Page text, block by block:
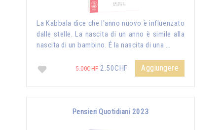
La Kabbala dice che l'anno nuovo è influenzato
dalle stelle. La nascita di un anno è simile alla
nascita di un bambino. É la nascita di una …
5.00CHF2.50CHF Aggiungere
Pensieri Quotidiani 2023